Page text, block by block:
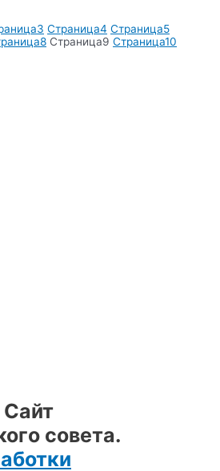
3 Страница4 Страница5
8 Страница9 Страница10
совета.